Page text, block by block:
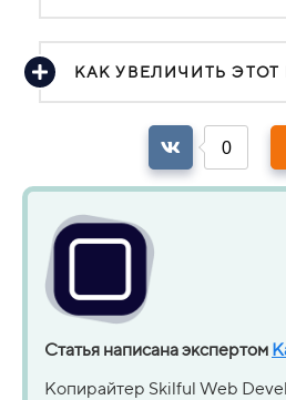
КАК УВЕЛИЧИТЬ ЭТОТ
0
Статья написана экспертом
Копирайтер Skilful Web